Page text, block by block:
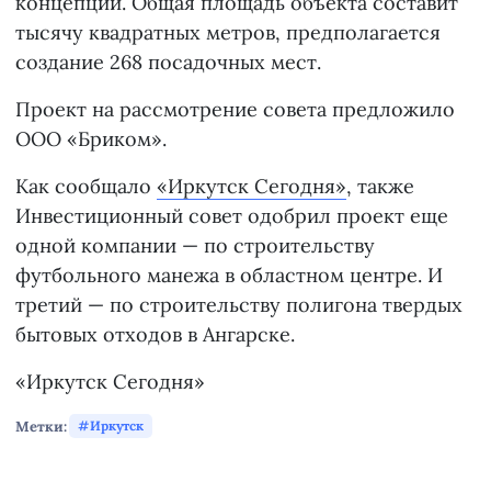
тысячу квадратных метров, предполагается
создание 268 посадочных мест.
Проект на рассмотрение совета предложило
ООО «Бриком».
Как сообщало «Иркутск Сегодня», также
Инвестиционный совет одобрил проект еще
одной компании — по строительству
футбольного манежа в областном центре. И
третий — по строительству полигона твердых
бытовых отходов в Ангарске.
«Иркутск Сегодня»
Метки: Иркутск